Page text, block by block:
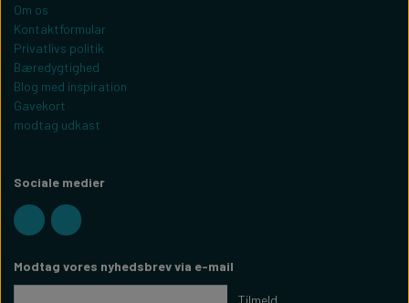
Om os
Kontaktformular
Privatlivs politik
Bæredygtighed
Blog med inspiration
Gavekort
modtag udkast
Sociale medier
Modtag vores nyhedsbrev via e-mail